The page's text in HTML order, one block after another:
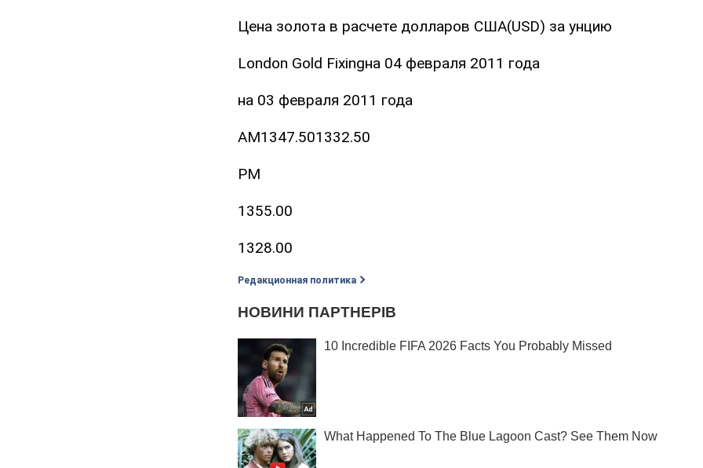
Цена золота в расчете долларов США(USD) за унцию
London Gold Fixingна 04 февраля 2011 года
на 03 февраля 2011 года
AM1347.501332.50
PM
1355.00
1328.00
Редакционная политика